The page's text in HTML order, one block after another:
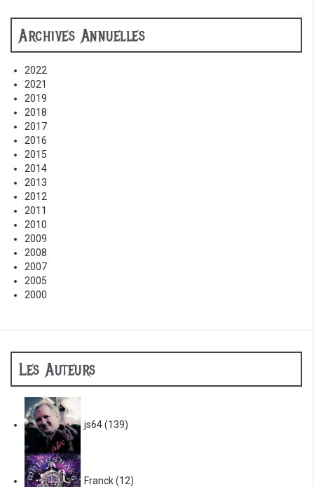
Archives Annuelles
2022
2021
2019
2018
2017
2016
2015
2014
2013
2012
2011
2010
2009
2008
2007
2005
2000
Les Auteurs
js64(139)
Franck(12)